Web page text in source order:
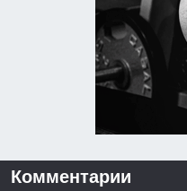
Комментарии